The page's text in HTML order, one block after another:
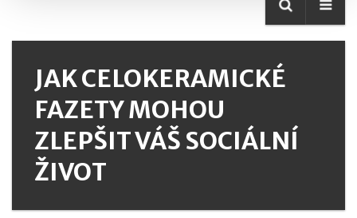
JAK CELOKERAMICKÉ
FAZETY MOHOU
ZLEPŠIT VÁŠ SOCIÁLNÍ
ŽIVOT